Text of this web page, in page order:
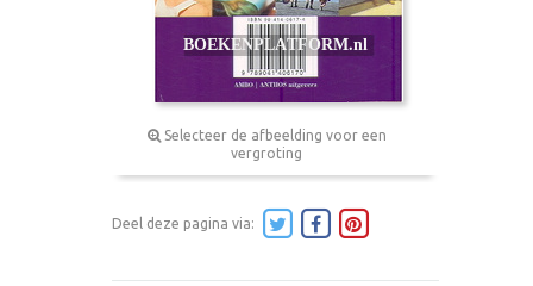
Selecteer de afbeelding voor een
vergroting
Deel deze pagina via: